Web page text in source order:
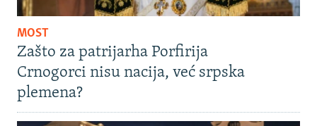
MOST
Zašto za patrijarha Porfirija
Crnogorci nisu nacija, već srpska
plemena?